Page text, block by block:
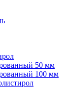
50 мм
100 мм